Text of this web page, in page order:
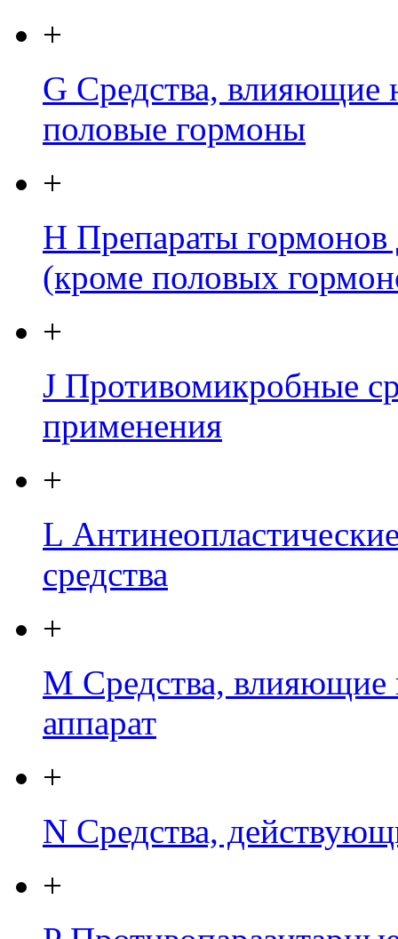
+
G Средства, влияющие
половые гормоны
+
H Препараты
(кроме половых
+
J Противомикробные
применения
+
L
средства
+
M Средства, влияющие
аппарат
+
N Средства,
+